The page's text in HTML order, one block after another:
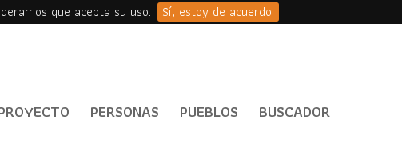
que acepta su uso.
Sí, estoy de acuerdo.
PERSONAS PUEBLOS BUSCADOR